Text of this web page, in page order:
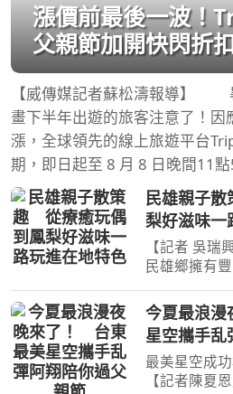
漲價前最後一波！
父親節加開快閃折
漲」
【威傳媒記者蘇松濤報導】
畫下半年出遊的旅客注意了！
漲，全球領先的線上旅遊平台
期，即日起至 8 月 8 日晚間11
民雄親子
梨好滋味一
【記者 吳瑞
民雄鄉擁有
歷史文化，
找到適合親
文化觀光局
今夏最浪
星空攜手乱
最美星空成
【記者陳夏